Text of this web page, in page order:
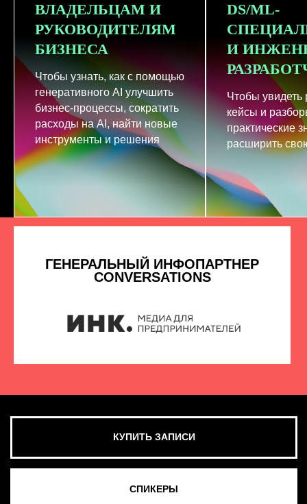
ВЛАДЕЛЬЦАМ И
РУКОВОДИТЕЛЯМ
БИЗНЕСА
Чтобы узнать, как с помощью
генеративного AI улучшить
бизнес-процессы, сократить
расходы на AI, найти новые
инструменты и решения
DS/ML-
И
Чтобы увидеть
кейсы и
практические
расширить
СМОТРЕТЬ ВСЕ ФОТО